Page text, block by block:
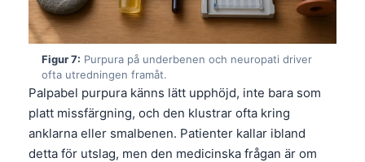
Figur 7: Purpura på underbenen och neuropati driver
ofta utredningen framåt.
Palpabel purpura känns lätt upphöjd, inte bara som
platt missfärgning, och den klustrar ofta kring
anklarna eller smalbenen. Patienter kallar ibland
detta för utslag, men den medicinska frågan är om
Latviešu valoda
Македонски јазик
Euskara
Gàidhlig
Occitan
العربية المغربية